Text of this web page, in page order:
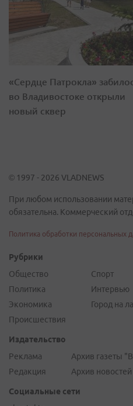
«Сердце Патрокла»
во Владивостоке открыли
новый сквер
© 1997 - 2026 VLADNEWS
При любом использовании
обязательна. Коммерческий
Политика обработки персональных
Рубрики
Общество
Политика
Экономика
Происшествия
Спорт
Интервью
Город на
Издательство
Реклама
Редакция
Архив газеты
Архив новостей
Социальные сети